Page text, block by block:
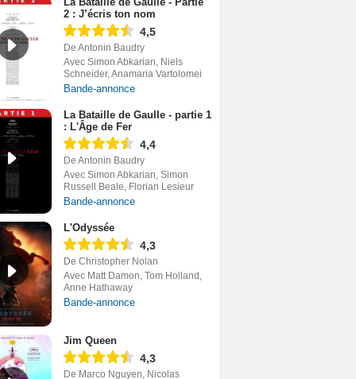
2 : J’écris ton nom
4,5
De Antonin Baudry
Avec Simon Abkarian, Niels
Schneider, Anamaria Vartolomei
Bande-annonce
La Bataille de Gaulle - partie 1
: L'Âge de Fer
4,4
De Antonin Baudry
Avec Simon Abkarian, Simon
Russell Beale, Florian Lesieur
Bande-annonce
L'Odyssée
4,3
De Christopher Nolan
Avec Matt Damon, Tom Holland,
Anne Hathaway
Bande-annonce
Jim Queen
4,3
De Marco Nguyen, Nicolas